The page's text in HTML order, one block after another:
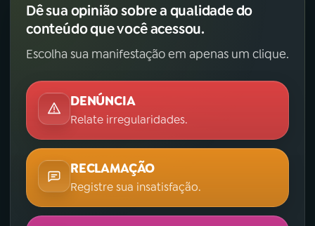
Dê sua opinião sobre a qualidade do
conteúdo que você acessou.
Escolha sua manifestação em apenas um clique.
DENÚNCIA
Relate irregularidades.
RECLAMAÇÃO
Registre sua insatisfação.